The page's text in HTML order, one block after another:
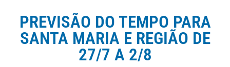
PREVISÃO DO TEMPO PARA
SANTA MARIA E REGIÃO DE
27/7 A 2/8